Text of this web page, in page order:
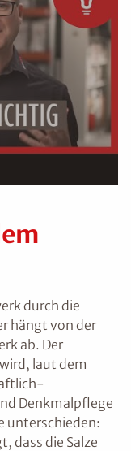
durch die
hängt von der
ab. Der
laut dem
Denkmalpflege
unterschieden:
dass die Salze